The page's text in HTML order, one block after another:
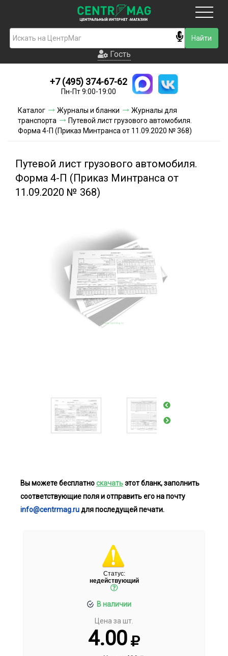
Гость
Новинки
Условия доставки
Условия оплаты
Акции и скидки
Гость
+7 (495) 374-67-62
Пн-Пт 9:00-19:00
Каталог Журналы и бланки
Журналы для
транспорта
Путевой лист грузового автомобиля.
Форма 4-П (Приказ Минтранса от 11.09.2020 № 368)
Путевой лист грузового автомобиля.
Форма 4-П (Приказ Минтранса от
11.09.2020 № 368)
Вы можете бесплатноскачатьэтот бланк, заполнить
соответствующие поля и отправить его на почту
info@centrmag.ruдля последущей печати.
Статус:
недействующий
В наличии
Цена за шт.
4.00